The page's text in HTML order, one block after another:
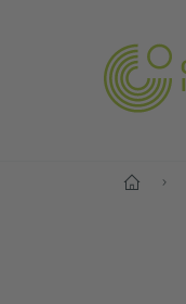
Start